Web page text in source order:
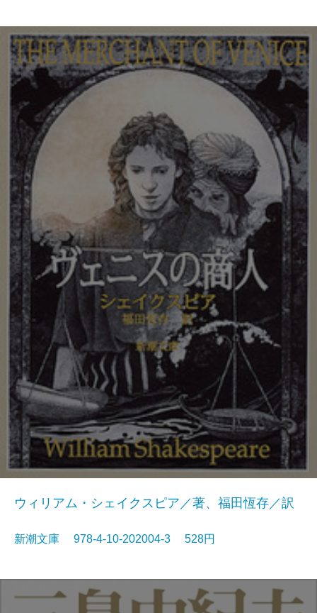
ウィリアム・シェイクスピア／著、福田恆存／訳
新潮文庫 978-4-10-202004-3 528円